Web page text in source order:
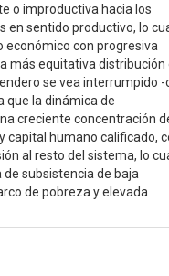
o improductiva hacia los
en sentido productivo, lo
económico con progresiva
más equitativa distribución
se vea interrumpido -
que la dinámica de
creciente concentración
capital humano calificado,
al resto del sistema, lo
subsistencia de baja
de pobreza y elevada